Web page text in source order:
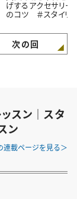
げするアクセサリー
のコツ ＃スタイリ
｜vol.3
次の回
スン｜スタ
ン
連載ページを見る